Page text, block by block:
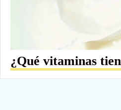
¿Qué vitaminas